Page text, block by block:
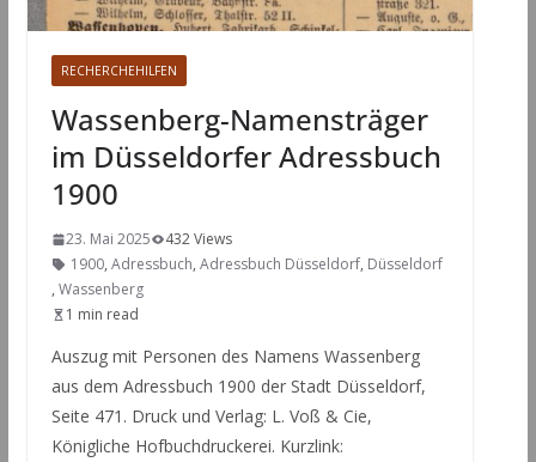
RECHERCHEHILFEN
Wassenberg-Namensträger
im Düsseldorfer Adressbuch
1900
23. Mai 2025
432 Views
1900, Adressbuch, Adressbuch Düsseldorf, Düsseldorf
, Wassenberg
1 min read
Auszug mit Personen des Namens Wassenberg
aus dem Adressbuch 1900 der Stadt Düsseldorf,
Seite 471. Druck und Verlag: L. Voß & Cie,
Königliche Hofbuchdruckerei. Kurzlink: